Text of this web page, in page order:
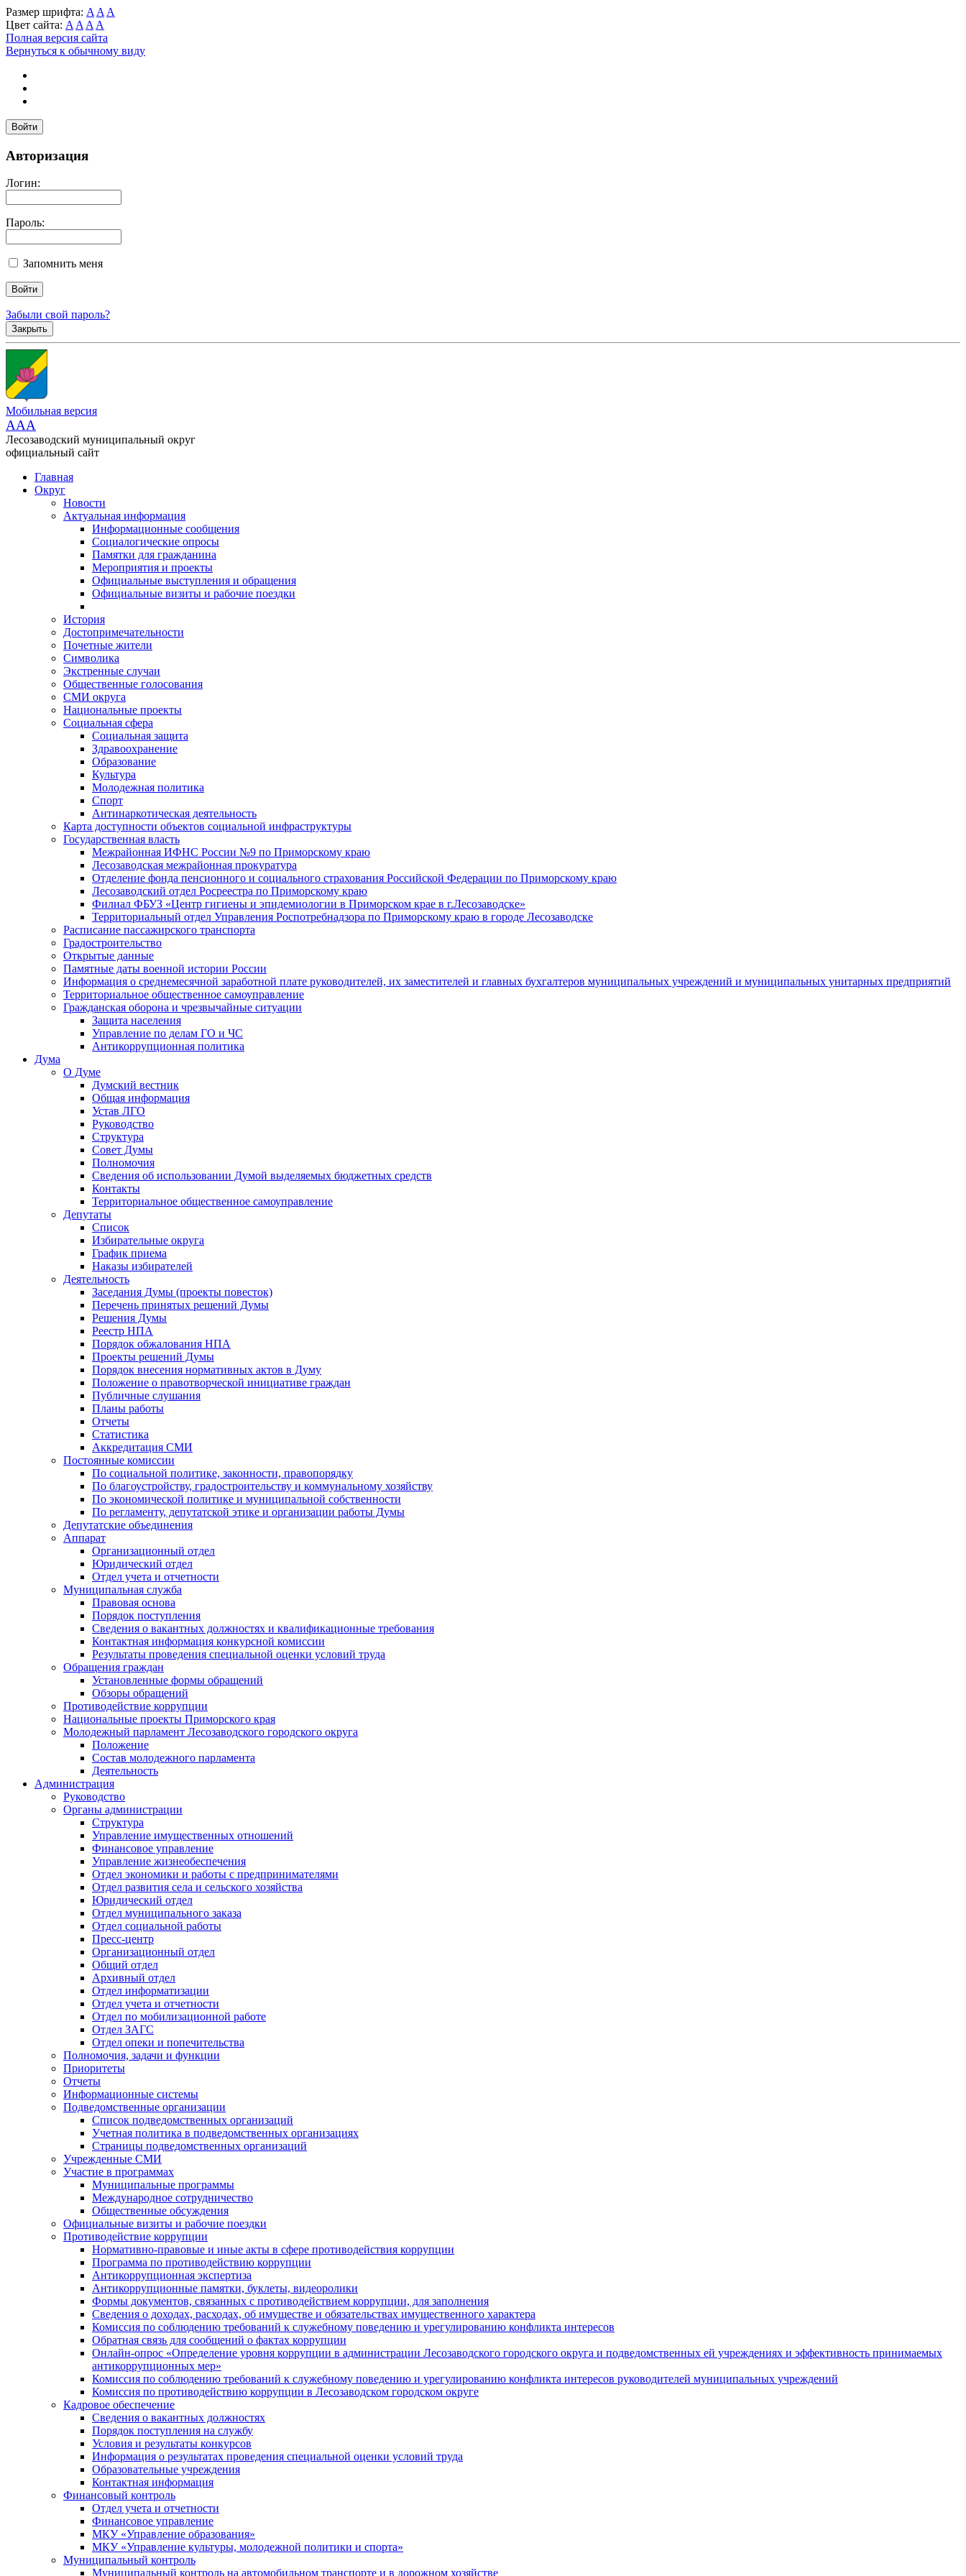
Размер шрифта: A A A
Цвет сайта: A A A A
Полная версия сайта
Вернуться к обычному виду
Войти
Авторизация
Логин:
Пароль:
Запомнить меня
Забыли свой пароль?
Закрыть
Мобильная версия
AAA
Лесозаводский муниципальный округ
официальный сайт
Главная
Округ
Новости
Актуальная информация
Информационные сообщения
Социалогические опросы
Памятки для гражданина
Мероприятия и проекты
Официальные выступления и обращения
Официальные визиты и рабочие поездки
История
Достопримечательности
Почетные жители
Символика
Экстренные случаи
Общественные голосования
СМИ округа
Национальные проекты
Социальная сфера
Социальная защита
Здравоохранение
Образование
Культура
Молодежная политика
Спорт
Антинаркотическая деятельность
Карта доступности объектов социальной инфраструктуры
Государственная власть
Межрайонная ИФНС России №9 по Приморскому краю
Лесозаводская межрайонная прокуратура
Отделение фонда пенсионного и социального страхования Российской Федерации по Приморскому краю
Лесозаводский отдел Росреестра по Приморскому краю
Филиал ФБУЗ «Центр гигиены и эпидемиологии в Приморском крае в г.Лесозаводске»
Территориальный отдел Управления Роспотребнадзора по Приморскому краю в городе Лесозаводске
Расписание пассажирского транспорта
Градостроительство
Открытые данные
Памятные даты военной истории России
Информация о среднемесячной заработной плате руководителей, их заместителей и главных бухгалтеров муниципальных учреждений и муниципальных унитарных предприятий
Территориальное общественное самоуправление
Гражданская оборона и чрезвычайные ситуации
Защита населения
Управление по делам ГО и ЧС
Антикоррупционная политика
Дума
О Думе
Думский вестник
Общая информация
Устав ЛГО
Руководство
Структура
Совет Думы
Полномочия
Сведения об использовании Думой выделяемых бюджетных средств
Контакты
Территориальное общественное самоуправление
Депутаты
Список
Избирательные округа
График приема
Наказы избирателей
Деятельность
Заседания Думы (проекты повесток)
Перечень принятых решений Думы
Решения Думы
Реестр НПА
Порядок обжалования НПА
Проекты решений Думы
Порядок внесения нормативных актов в Думу
Положение о правотворческой инициативе граждан
Публичные слушания
Планы работы
Отчеты
Статистика
Аккредитация СМИ
Постоянные комиссии
По социальной политике, законности, правопорядку
По благоустройству, градостроительству и коммунальному хозяйству
По экономической политике и муниципальной собственности
По регламенту, депутатской этике и организации работы Думы
Депутатские объединения
Аппарат
Организационный отдел
Юридический отдел
Отдел учета и отчетности
Муниципальная служба
Правовая основа
Порядок поступления
Сведения о вакантных должностях и квалификационные требования
Контактная информация конкурсной комиссии
Результаты проведения специальной оценки условий труда
Обращения граждан
Установленные формы обращений
Обзоры обращений
Противодействие коррупции
Национальные проекты Приморского края
Молодежный парламент Лесозаводского городского округа
Положение
Состав молодежного парламента
Деятельность
Администрация
Руководство
Органы администрации
Структура
Управление имущественных отношений
Финансовое управление
Управление жизнеобеспечения
Отдел экономики и работы с предпринимателями
Отдел развития села и сельского хозяйства
Юридический отдел
Отдел муниципального заказа
Отдел социальной работы
Пресс-центр
Организационный отдел
Общий отдел
Архивный отдел
Отдел информатизации
Отдел учета и отчетности
Отдел по мобилизационной работе
Отдел ЗАГС
Отдел опеки и попечительства
Полномочия, задачи и функции
Приоритеты
Отчеты
Информационные системы
Подведомственные организации
Список подведомственных организаций
Учетная политика в подведомственных организациях
Страницы подведомственных организаций
Учрежденные СМИ
Участие в программах
Муниципальные программы
Международное сотрудничество
Общественные обсуждения
Официальные визиты и рабочие поездки
Противодействие коррупции
Нормативно-правовые и иные акты в сфере противодействия коррупции
Программа по противодействию коррупции
Антикоррупционная экспертиза
Антикоррупционные памятки, буклеты, видеоролики
Формы документов, связанных с противодействием коррупции, для заполнения
Сведения о доходах, расходах, об имуществе и обязательствах имущественного характера
Комиссия по соблюдению требований к служебному поведению и урегулированию конфликта интересов
Обратная связь для сообщений о фактах коррупции
Онлайн-опрос «Определение уровня коррупции в администрации Лесозаводского городского округа и подведомственных ей учреждениях и эффективность принимаемых
антикоррупционных мер»
Комиссия по соблюдению требований к служебному поведению и урегулированию конфликта интересов руководителей муниципальных учреждений
Комиссия по противодействию коррупции в Лесозаводском городском округе
Кадровое обеспечение
Сведения о вакантных должностях
Порядок поступления на службу
Условия и результаты конкурсов
Информация о результатах проведения специальной оценки условий труда
Образовательные учреждения
Контактная информация
Финансовый контроль
Отдел учета и отчетности
Финансовое управление
МКУ «Управление образования»
МКУ «Управление культуры, молодежной политики и спорта»
Муниципальный контроль
Муниципальный контроль на автомобильном транспорте и в дорожном хозяйстве